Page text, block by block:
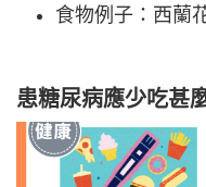
食物例子：西蘭
患糖尿病應少吃